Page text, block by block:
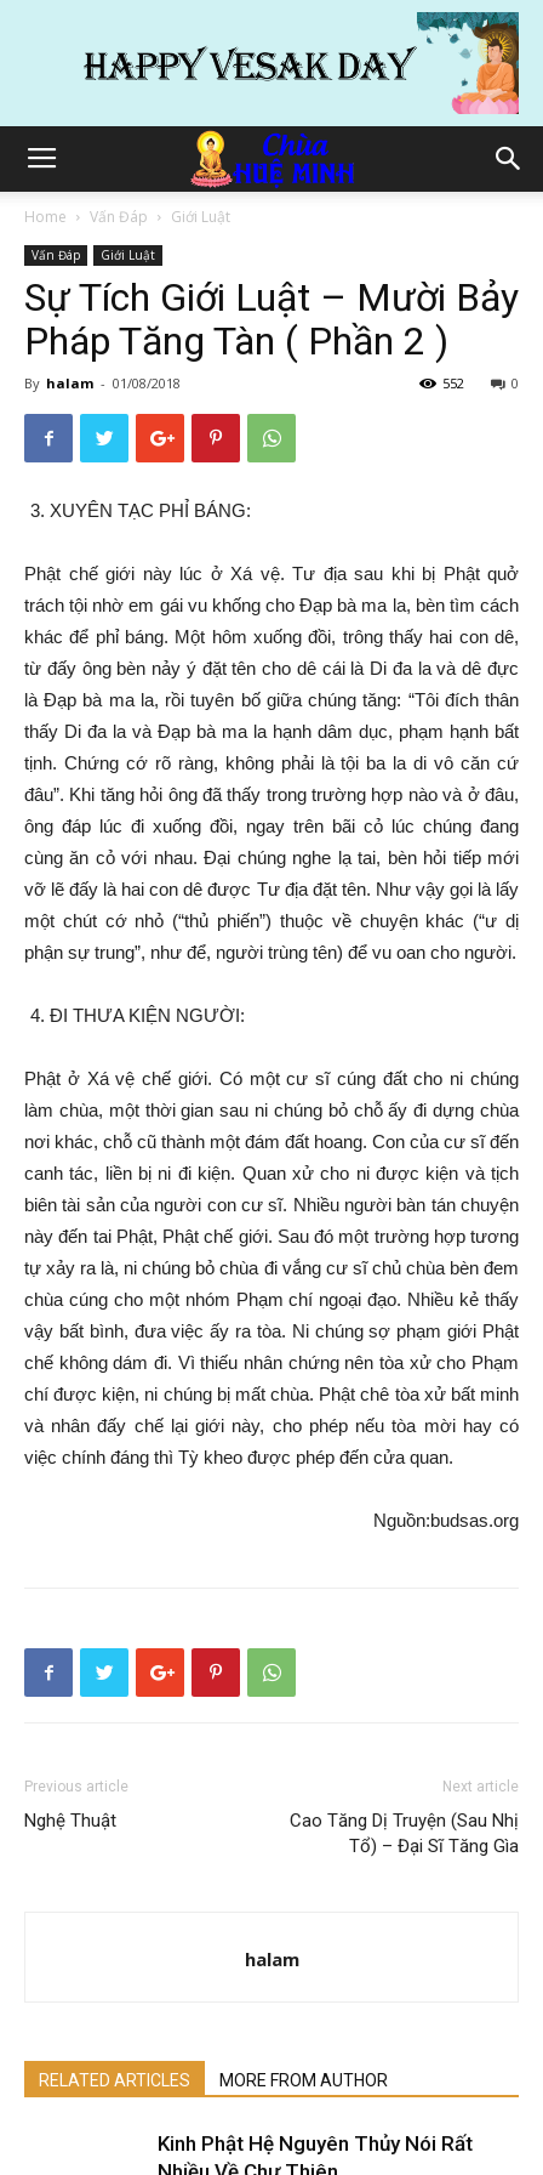
Home Vấn Đáp Giới Luật
Vấn Đáp Giới Luật
Sự Tích Giới Luật – Mười Bảy
Pháp Tăng Tàn ( Phần 2 )
By halam - 01/08/2018 0
552
XUYÊN TẠC PHỈ BÁNG:
Phật chế giới này lúc ở Xá vệ. Tư địa sau khi bị Phật quở
trách tội nhờ em gái vu khống cho Đạp bà ma la, bèn tìm cách
khác để phỉ báng. Một hôm xuống đồi, trông thấy hai con dê,
từ đấy ông bèn nảy ý đặt tên cho dê cái là Di đa la và dê đực
là Đạp bà ma la, rồi tuyên bố giữa chúng tăng: “Tôi đích thân
thấy Di đa la và Đạp bà ma la hạnh dâm dục, phạm hạnh bất
tịnh. Chứng cớ rõ ràng, không phải là tội ba la di vô căn cứ
đâu”. Khi tăng hỏi ông đã thấy trong trường hợp nào và ở đâu,
ông đáp lúc đi xuống đồi, ngay trên bãi cỏ lúc chúng đang
cùng ăn cỏ với nhau. Đại chúng nghe lạ tai, bèn hỏi tiếp mới
vỡ lẽ đấy là hai con dê được Tư địa đặt tên. Như vậy gọi là lấy
một chút cớ nhỏ (“thủ phiến”) thuộc về chuyện khác (“ư dị
phận sự trung”, như để, người trùng tên) để vu oan cho người.
ĐI THƯA KIỆN NGƯỜI:
Phật ở Xá vệ chế giới. Có một cư sĩ cúng đất cho ni chúng
làm chùa, một thời gian sau ni chúng bỏ chỗ ấy đi dựng chùa
nơi khác, chỗ cũ thành một đám đất hoang. Con của cư sĩ đến
canh tác, liền bị ni đi kiện. Quan xử cho ni được kiện và tịch
biên tài sản của người con cư sĩ. Nhiều người bàn tán chuyện
này đến tai Phật, Phật chế giới. Sau đó một trường hợp tương
tự xảy ra là, ni chúng bỏ chùa đi vắng cư sĩ chủ chùa bèn đem
chùa cúng cho một nhóm Phạm chí ngoại đạo. Nhiều kẻ thấy
vậy bất bình, đưa việc ấy ra tòa. Ni chúng sợ phạm giới Phật
chế không dám đi. Vì thiếu nhân chứng nên tòa xử cho Phạm
chí được kiện, ni chúng bị mất chùa. Phật chê tòa xử bất minh
và nhân đấy chế lại giới này, cho phép nếu tòa mời hay có
việc chính đáng thì Tỳ kheo được phép đến cửa quan.
Nguồn:budsas.org
Previous article
Nghệ Thuật
Next article
Cao Tăng Dị Truyện (Sau Nhị
Tổ) – Đại Sĩ Tăng Gìa
halam
RELATED ARTICLES MORE FROM AUTHOR
Kinh Phật Hệ Nguyên Thủy Nói Rất